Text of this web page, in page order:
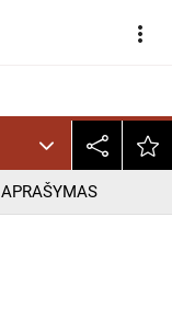
more_vert
APRAŠYMAS